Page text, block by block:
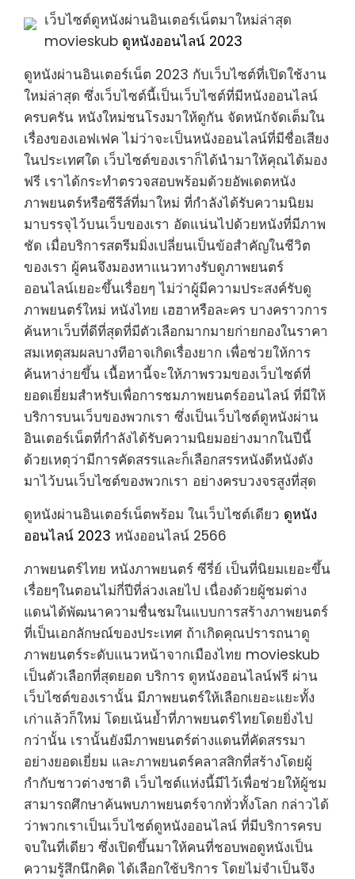
เว็บไซต์ดูหนังผ่านอินเตอร์เน็ตมาใหม่ล่าสุด
movieskub ดูหนังออนไลน์ 2023
ดูหนังผ่านอินเตอร์เน็ต 2023 กับเว็บไซต์ที่เปิดใช้งาน
ใหม่ล่าสุด ซึ่งเว็บไซต์นี้เป็นเว็บไซต์ที่มีหนังออนไลน์
ครบครัน หนังใหม่ชนโรงมาให้ดูกัน จัดหนักจัดเต็มใน
เรื่องของเอฟเฟค ไม่ว่าจะเป็นหนังออนไลน์ที่มีชื่อเสียง
ในประเทศใด เว็บไซต์ของเราก็ได้นำมาให้คุณได้มอง
ฟรี เราได้กระทำตรวจสอบพร้อมด้วยอัพเดตหนัง
ภาพยนตร์หรือซีรีส์ที่มาใหม่ ที่กำลังได้รับความนิยม
มาบรรจุไว้บนเว็บของเรา อัดแน่นไปด้วยหนังที่มีภาพ
ชัด เมื่อบริการสตรีมมิ่งเปลี่ยนเป็นข้อสำคัญในชีวิต
ของเรา ผู้คนจึงมองหาแนวทางรับดูภาพยนตร์
ออนไลน์เยอะขึ้นเรื่อยๆ ไม่ว่าผู้มีความประสงค์รับดู
ภาพยนตร์ใหม่ หนังไทย เฮฮาหรือละคร บางคราวการ
ค้นหาเว็บที่ดีที่สุดที่มีตัวเลือกมากมายก่ายกองในราคา
สมเหตุสมผลบางทีอาจเกิดเรื่องยาก เพื่อช่วยให้การ
ค้นหาง่ายขึ้น เนื้อหานี้จะให้ภาพรวมของเว็บไซต์ที่
ยอดเยี่ยมสำหรับเพื่อการชมภาพยนตร์ออนไลน์ ที่มีให้
บริการบนเว็บของพวกเรา ซึ่งเป็นเว็บไซต์ดูหนังผ่าน
อินเตอร์เน็ตที่กำลังได้รับความนิยมอย่างมากในปีนี้
ด้วยเหตุว่ามีการคัดสรรและก็เลือกสรรหนังดีหนังดัง
มาไว้บนเว็บไซต์ของพวกเรา อย่างครบวงจรสูงที่สุด
ดูหนังผ่านอินเตอร์เน็ตพร้อม ในเว็บไซต์เดียว ดูหนัง
ออนไลน์ 2023 หนังออนไลน์ 2566
ภาพยนตร์ไทย หนังภาพยนตร์ ซีรี่ย์ เป็นที่นิยมเยอะขึ้น
เรื่อยๆในตอนไม่กี่ปีที่ล่วงเลยไป เนื่องด้วยผู้ชมต่าง
แดนได้พัฒนาความชื่นชมในแบบการสร้างภาพยนตร์
ที่เป็นเอกลักษณ์ของประเทศ ถ้าเกิดคุณปรารถนาดู
ภาพยนตร์ระดับแนวหน้าจากเมืองไทย movieskub
เป็นตัวเลือกที่สุดยอด บริการ ดูหนังออนไลน์ฟรี ผ่าน
เว็บไซต์ของเรานั้น มีภาพยนตร์ให้เลือกเยอะแยะทั้ง
เก่าแล้วก็ใหม่ โดยเน้นย้ำที่ภาพยนตร์ไทยโดยยิ่งไป
กว่านั้น เรานั้นยังมีภาพยนตร์ต่างแดนที่คัดสรรมา
อย่างยอดเยี่ยม และภาพยนตร์คลาสสิกที่สร้างโดยผู้
กำกับชาวต่างชาติ เว็บไซต์แห่งนี้มีไว้เพื่อช่วยให้ผู้ชม
สามารถศึกษาค้นพบภาพยนตร์จากทั่วทั้งโลก กล่าวได้
ว่าพวกเราเป็นเว็บไซต์ดูหนังออนไลน์ ที่มีบริการครบ
จบในที่เดียว ซึ่งเปิดขึ้นมาให้คนที่ชอบพอดูหนังเป็น
ความรู้สึกนึกคิด ได้เลือกใช้บริการ โดยไม่จำเป็นจึง